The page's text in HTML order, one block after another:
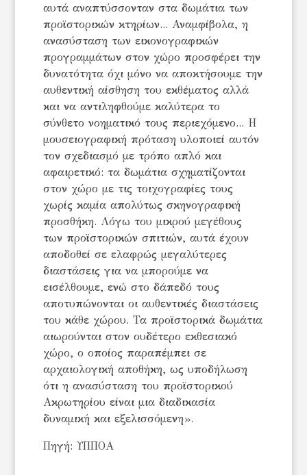
αυτά αναπτύσσονταν στα δωμάτια των
προϊστορικών κτηρίων... Αναμφίβολα, η
ανασύσταση των εικονογραφικών
προγραμμάτων στον χώρο προσφέρει την
δυνατότητα όχι μόνο να αποκτήσουμε την
αυθεντική αίσθηση του εκθέματος αλλά
και να αντιληφθούμε καλύτερα το
σύνθετο νοηματικό τους περιεχόμενο... Η
μουσειογραφική πρόταση υλοποιεί αυτόν
τον σχεδιασμό με τρόπο απλό και
αφαιρετικό: τα δωμάτια σχηματίζονται
στον χώρο με τις τοιχογραφίες τους
χωρίς καμία απολύτως σκηνογραφική
προσθήκη. Λόγω του μικρού μεγέθους
των προϊστορικών σπιτιών, αυτά έχουν
αποδοθεί σε ελαφρώς μεγαλύτερες
διαστάσεις για να μπορούμε να
εισέλθουμε, ενώ στο δάπεδό τους
αποτυπώνονται οι αυθεντικές διαστάσεις
του κάθε χώρου. Τα προϊστορικά δωμάτια
αιωρούνται στον ουδέτερο εκθεσιακό
χώρο, ο οποίος παραπέμπει σε
αρχαιολογική αποθήκη, ως υποδήλωση
ότι η ανασύσταση του προϊστορικού
Ακρωτηρίου είναι μια διαδικασία
δυναμική και εξελισσόμενη».
Πηγή: ΥΠΠΟΑ